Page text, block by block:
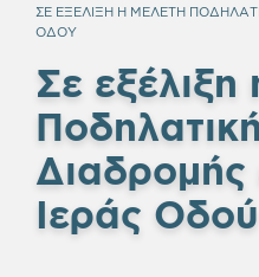
ΣΕ ΕΞΕΛΙΞΗ Η ΜΕΛΕΤΗ
ΟΔΟΥ
Σε εξέλιξη
Διαδρομής
Ιεράς Οδού